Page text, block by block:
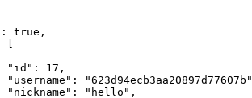
: true ,
[
"id" : 17 ,
"username" : "623d94ecb3aa20897d77607b"
"nickname" : "hello" ,